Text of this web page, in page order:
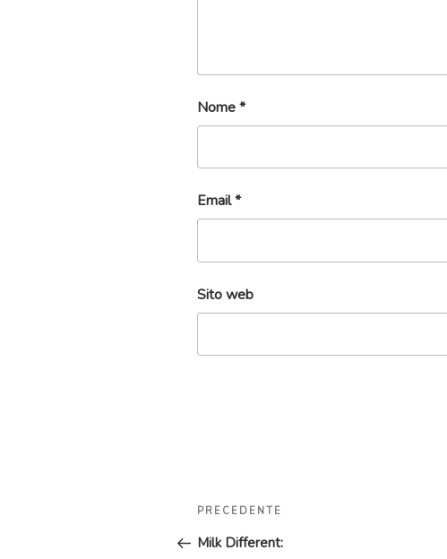
Nome*
Email*
Sito web
Navigazione
articoli
Articolo
precedente:
PRECEDENTE
Milk Different: